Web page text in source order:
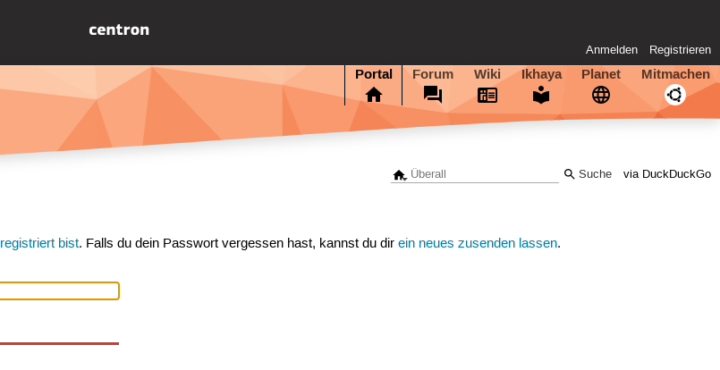
Anmelden Registrieren
Portal Forum Wiki Ikhaya Planet Mitmachen
via DuckDuckGo
registriert bist. Falls du dein Passwort vergessen hast, kannst du direin neues zusenden lassen.